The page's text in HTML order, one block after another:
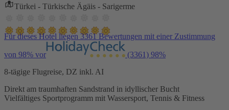
Türkei - Türkische Ägäis - Sarigerme
Für dieses Hotel liegen 3361 Bewertungen mit einer Zustimmung
von 98% vor (3361) 98%
8-tägige Flugreise, DZ inkl. AI
Direkt am traumhaften Sandstrand in idyllischer Bucht
Vielfältiges Sportprogramm mit Wassersport, Tennis & Fitness